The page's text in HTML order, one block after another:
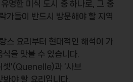
명한 미식 도시 중 하나로, 그 중
가들이 반드시 방문해야 할 지역
스 요리부터 현대적인 해석이 가
을 맛볼 수 있습니다.
셋'(Quenelle)과 ‘사브
야 할 요리입니다.